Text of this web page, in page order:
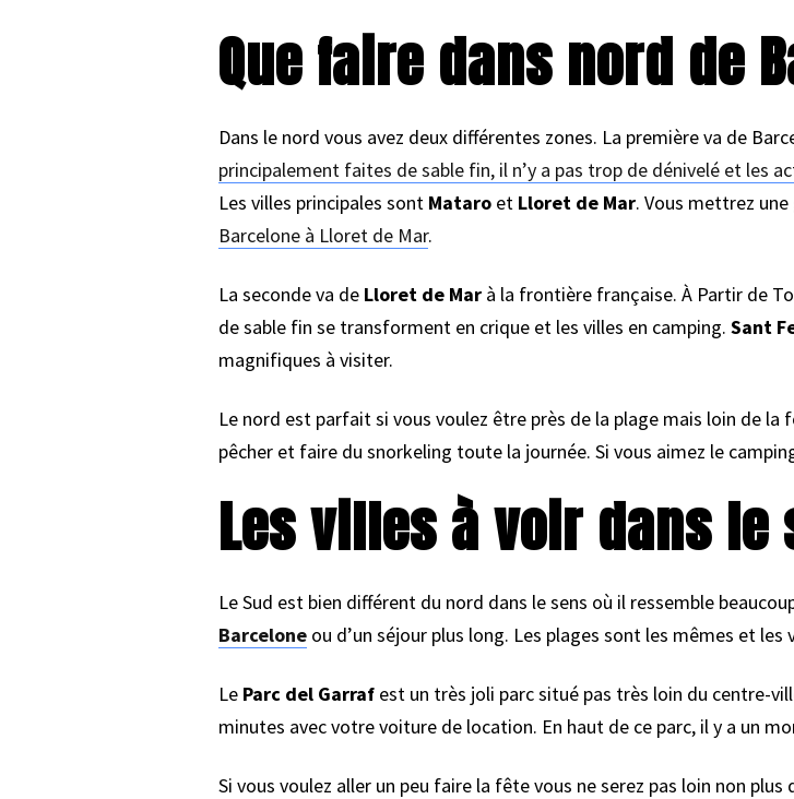
Que faire dans nord de
Dans le nord vous avez deux différentes zones. La première va de
principalement faites de sable fin, il n’y a pas trop de dénivelé et les
Les villes principales sont Mataroet Lloret de Mar. Vous mettrez
Barcelone à Lloret de Mar.
La seconde va de Lloret de Marà la frontière française. À Partir de
de sable fin se transforment en crique et les villes en camping. Sant
magnifiques à visiter.
Le nord est parfait si vous voulez être près de la plage mais loin de la
pêcher et faire du snorkeling toute la journée. Si vous aimez le
Les villes à voir dans le
Le Sud est bien différent du nord dans le sens où il ressemble
Barceloneou d’un séjour plus long. Les plages sont les mêmes et les
Le Parc del Garrafest un très joli parc situé pas très loin du centre-
minutes avec votre voiture de location. En haut de ce parc, il y a un
Si vous voulez aller un peu faire la fête vous ne serez pas loin non plus